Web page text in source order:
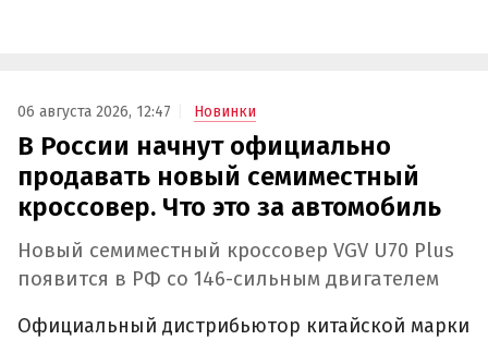
06 августа 2026, 12:47 Новинки
В России начнут официально
продавать новый семиместный
кроссовер. Что это за автомобиль
Новый семиместный кроссовер VGV U70 Plus
появится в РФ со 146-сильным двигателем
Официальный дистрибьютор китайской марки